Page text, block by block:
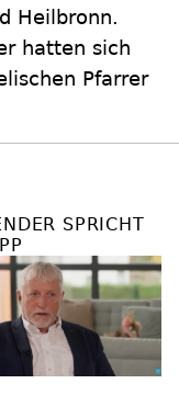
Heilbronn.
hatten sich
Pfarrer
SPRICHT